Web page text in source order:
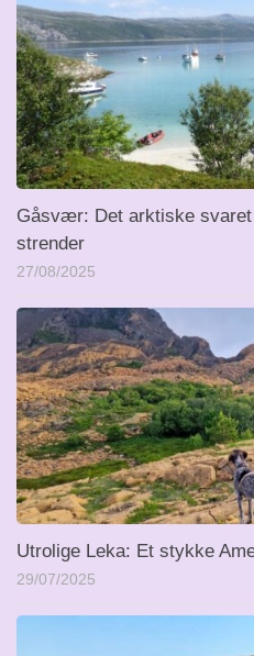
Gåsvær: Det arktiske
strender
27/08/2025
Utrolige Leka: Et stykke
29/07/2025